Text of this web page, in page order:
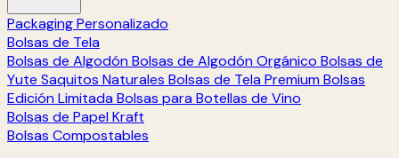
Packaging Personalizado
Bolsas de Tela
Bolsas de Algodón Bolsas de Algodón Orgánico Bolsas de
Yute Saquitos Naturales Bolsas de Tela Premium Bolsas
Edición Limitada Bolsas para Botellas de Vino
Bolsas de Papel Kraft
Bolsas Compostables